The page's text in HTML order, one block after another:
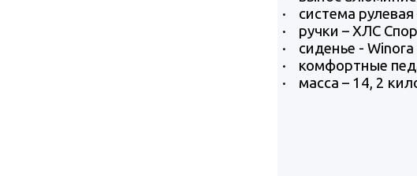
·
система
·
ручки – ХЛС
·
сиденье -
·
комфортные
·
масса – 14, 2